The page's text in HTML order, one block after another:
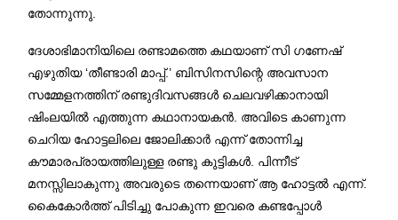
തോന്നുന്നു.
ദേശാഭിമാനിയിലെ രണ്ടാമത്തെ കഥയാണ് സി ഗണേഷ്
എഴുതിയ ‘തീണ്ടാരി മാപ്പ്.’ ബിസിനസിന്റെ അവസാന
സമ്മേളനത്തിന് രണ്ടുദിവസങ്ങൾ ചെലവഴിക്കാനായി
ഷിംലയിൽ എത്തുന്ന കഥാനായകൻ. അവിടെ കാണുന്ന
ചെറിയ ഹോട്ടലിലെ ജോലിക്കാർ എന്ന് തോന്നിച്ച
കൗമാരപ്രായത്തിലുള്ള രണ്ടു കുട്ടികൾ. പിന്നീട്
മനസ്സിലാകുന്നു അവരുടെ തന്നെയാണ് ആ ഹോട്ടൽ എന്ന്.
കൈകോർത്ത് പിടിച്ചു പോകുന്ന ഇവരെ കണ്ടപ്പോൾ